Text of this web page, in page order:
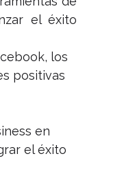
el éxito
los
positivas
en
el éxito